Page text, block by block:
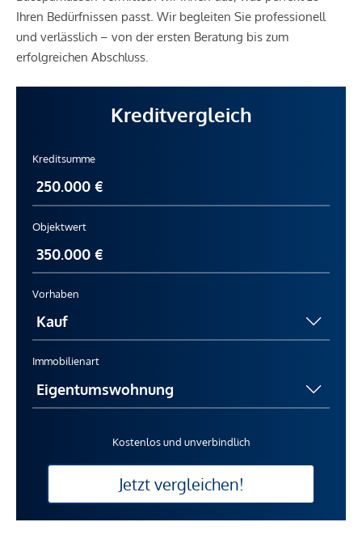
Ihren Bedürfnissen passt. Wir begleiten Sie professionell
und verlässlich – von der ersten Beratung bis zum
erfolgreichen Abschluss.
Kreditvergleich
Kreditsumme
Objektwert
Vorhaben
Immobilienart
Kostenlos und unverbindlich
Jetzt vergleichen!